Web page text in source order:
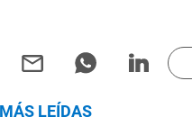
LEÍDAS